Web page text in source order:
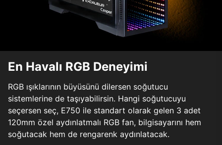
En Havalı RGB Deneyimi
RGB ışıklarının büyüsünü dilersen soğutucu
sistemlerine de taşıyabilirsin. Hangi soğutucuyu
seçersen seç, E750 ile standart olarak gelen 3 adet
120mm özel aydınlatmalı RGB fan, bilgisayarını hem
soğutacak hem de rengarenk aydınlatacak.